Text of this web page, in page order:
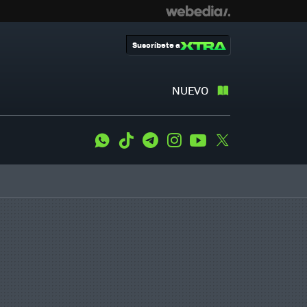
NUEVO
Suscríbete a
WhatsApp
Tiktok TelegramInstagramYoutube